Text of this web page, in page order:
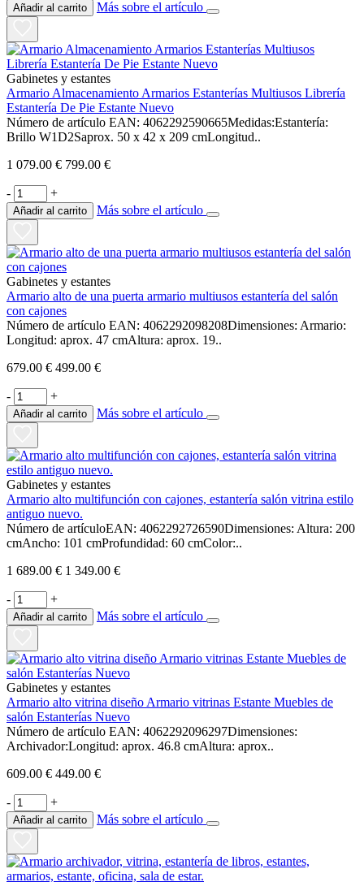
Añadir al carrito Más sobre el artículo
Gabinetes y estantes
Armario Almacenamiento Armarios Estanterías Multiusos Librería
Estantería De Pie Estante Nuevo
Número de artículo EAN: 4062292590665Medidas:Estantería:
Brillo W1D2Saprox. 50 x 42 x 209 cmLongitud..
1 079.00 € 799.00 €
- +
Añadir al carrito Más sobre el artículo
Gabinetes y estantes
Armario alto de una puerta armario multiusos estantería del salón
con cajones
Número de artículo EAN: 4062292098208Dimensiones: Armario:
Longitud: aprox. 47 cmAltura: aprox. 19..
679.00 € 499.00 €
- +
Añadir al carrito Más sobre el artículo
Gabinetes y estantes
Armario alto multifunción con cajones, estantería salón vitrina estilo
antiguo nuevo.
Número de artículoEAN: 4062292726590Dimensiones: Altura: 200
cmAncho: 101 cmProfundidad: 60 cmColor:..
1 689.00 € 1 349.00 €
- +
Añadir al carrito Más sobre el artículo
Gabinetes y estantes
Armario alto vitrina diseño Armario vitrinas Estante Muebles de
salón Estanterías Nuevo
Número de artículo EAN: 4062292096297Dimensiones:
Archivador:Longitud: aprox. 46.8 cmAltura: aprox..
609.00 € 449.00 €
- +
Añadir al carrito Más sobre el artículo